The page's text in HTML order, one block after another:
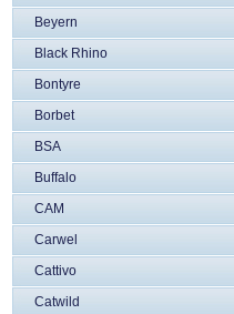
Beyern
Black Rhino
Bontyre
Borbet
BSA
Buffalo
CAM
Carwel
Cattivo
Catwild